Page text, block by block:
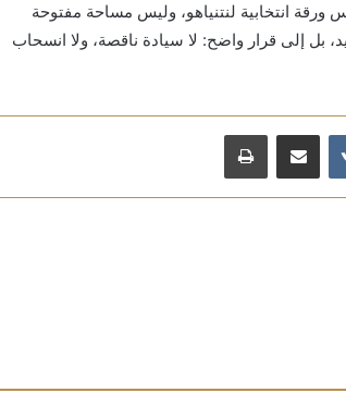
انتخابية لنتنياهو، وليس مساحة مفتوحة
بل إلى قرار واضح: لا سيادة ناقصة، ولا انسحاب
مشاركة عبر البريد طباعة